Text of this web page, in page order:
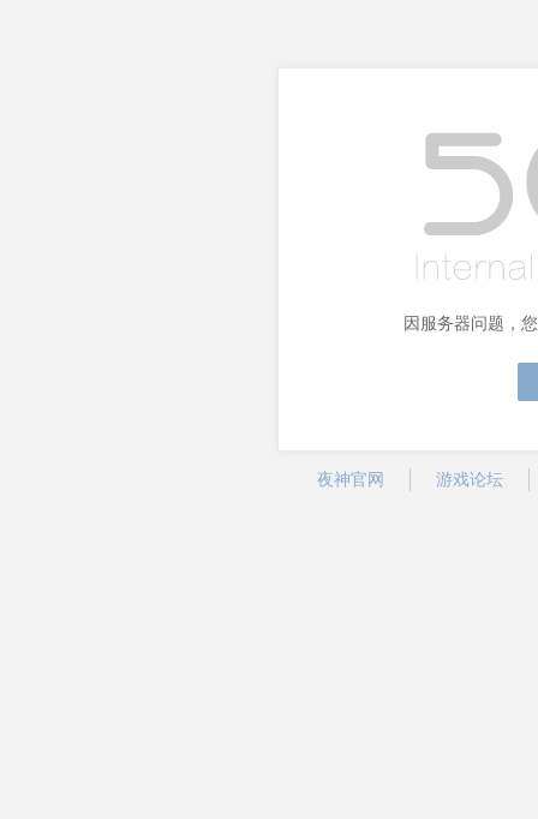
因服务器问题，
夜神官网 游戏论坛